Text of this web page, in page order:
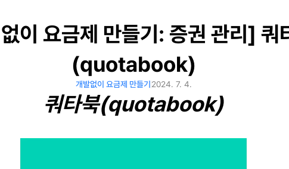
이 요금제 만들기: 증권 관리] 쿼
(quotabook)
개발없이 요금제 만들기 2024. 7. 4.
쿼타북(quotabook)